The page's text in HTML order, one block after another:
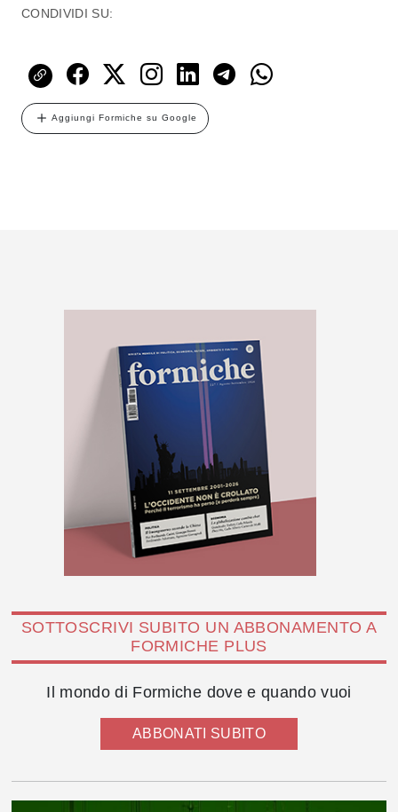
CONDIVIDI SU:
Aggiungi Formiche su Google
SOTTOSCRIVI SUBITO UN ABBONAMENTO A
FORMICHE PLUS
Il mondo di Formiche dove e quando vuoi
ABBONATI SUBITO